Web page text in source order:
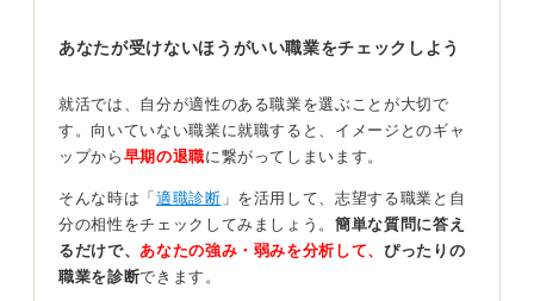
・主力商品やサービスは何か
・業界内での立ち位置や競合他社はどこか
・業界シェアはどのくらいか
・なぜ競合ではなく、この会社なのか
こうした点は、企業の根幹の考え方となる部分になるた
め、それらと自分の価値観とがマッチするかどうかを見
極めることが重要です。共感できる部分を見つけて、志
望動機と結び付けましょう。
あなたが受けないほうがいい職業をチェックしよう
就活では、自分が適性のある職業を選ぶことが大切で
す。向いていない職業に就職すると、イメージとのギャ
ップから 早期の退職に繋がってしまいます。
そんな時は「 適職診断 」を活用して、志望する職業と自
分の相性をチェックしてみましょう。簡単な質問に答え
るだけで、 あなたの強み・弱みを分析して、 ぴったりの
職業を診断できます。